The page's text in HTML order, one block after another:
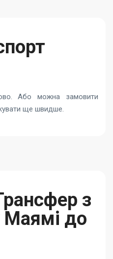
Або можна замовити
ще швидше.
з
Маямі до